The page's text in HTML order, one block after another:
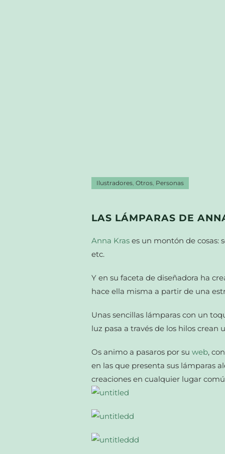
Ilustradores, Otros, Personas
LAS LÁMPARAS DE
Anna Kras es un montón de cosas:
etc.
Y en su faceta de diseñadora ha
hace ella misma a partir de una
Unas sencillas lámparas con un
luz pasa a través de los hilos
Os animo a pasaros por su web,
en las que presenta sus lámparas
creaciones en cualquier lugar